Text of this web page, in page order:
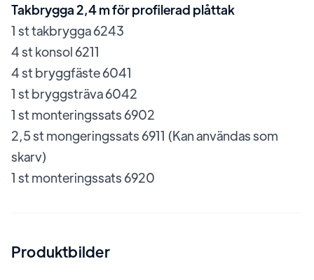
Takbrygga 2,4 m för profilerad plåttak
1 st takbrygga 6243
4 st konsol 6211
4 st bryggfäste 6041
1 st bryggsträva 6042
1 st monteringssats 6902
2,5 st mongeringssats 6911 (Kan användas som
skarv)
1 st monteringssats 6920
Produktbilder